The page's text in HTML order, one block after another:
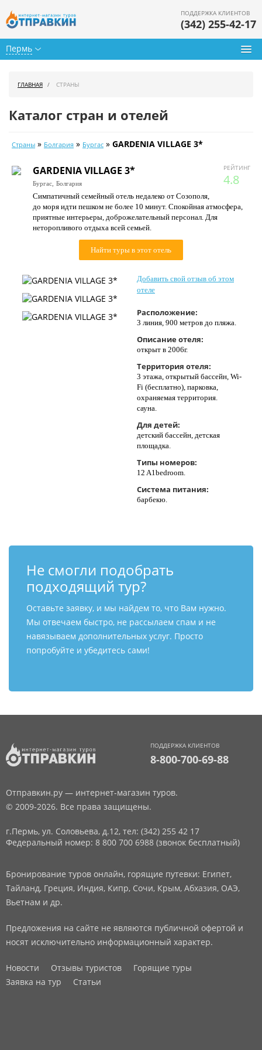
Пермь
ПОДДЕРЖКА КЛИЕНТОВ
(342) 255-42-17
Календарь туров
Цены дня
Страны
Как купить
Контакты
ГЛАВНАЯ СТРАНЫ
Каталог стран и отелей
Страны » Болгария » Бургас » GARDENIA VILLAGE 3*
РЕЙТИНГ
4.8
GARDENIA VILLAGE 3*
Бургас, Болгария
Симпатичный семейный отель недалеко от Созополя,
до моря идти пешком не более 10 минут. Спокойная атмосфера,
приятные интерьеры, доброжелательный персонал. Для
неторопливого отдыха всей семьей.
Найти туры в этот отель
Добавить свой отзыв об этом
отеле
Расположение:
3 линия, 900 метров до пляжа.
Описание отеля:
открыт в 2006г.
Территория отеля:
3 этажа, открытый бассейн, Wi-
Fi (бесплатно), парковка,
охраняемая территория.
сауна.
Для детей:
детский бассейн, детская
площадка.
Типы номеров:
12 A1bedroom.
Система питания:
барбекю.
Не смогли подобрать
подходящий тур?
Оставьте заявку, и мы найдем то, что Вам нужно.
Мы отвечаем быстро, не рассылаем спам и не
навязываем дополнительных услуг. Просто
попробуйте и убедитесь сами!
ПОДДЕРЖКА КЛИЕНТОВ
8-800-700-69-88
Отправкин.ру — интернет-магазин туров.
© 2009-2026. Все права защищены.
г.Пермь, ул. Соловьева, д.12, тел: (342) 255 42 17
Федеральный номер: 8 800 700 6988 (звонок бесплатный)
Бронирование туров онлайн, горящие путевки: Египет,
Тайланд, Греция, Индия, Кипр, Сочи, Крым, Абхазия, ОАЭ,
Вьетнам и др.
Предложения на сайте не являются публичной офертой и
носят исключительно информационный характер.
Новости Отзывы туристов
Горящие туры
Заявка на тур
Статьи